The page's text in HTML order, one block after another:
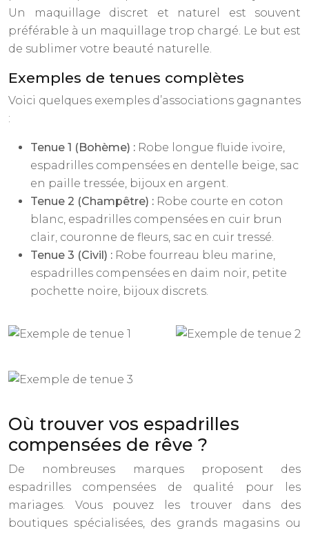
Un maquillage discret et naturel est souvent
préférable à un maquillage trop chargé. Le but est
de sublimer votre beauté naturelle.
Exemples de tenues complètes
Voici quelques exemples d’associations gagnantes
:
Tenue 1 (Bohème) : Robe longue fluide ivoire,
espadrilles compensées en dentelle beige, sac
en paille tressée, bijoux en argent.
Tenue 2 (Champêtre) : Robe courte en coton
blanc, espadrilles compensées en cuir brun
clair, couronne de fleurs, sac en cuir tressé.
Tenue 3 (Civil) : Robe fourreau bleu marine,
espadrilles compensées en daim noir, petite
pochette noire, bijoux discrets.
Où trouver vos espadrilles
compensées de rêve ?
De nombreuses marques proposent des
espadrilles compensées de qualité pour les
mariages. Vous pouvez les trouver dans des
boutiques spécialisées, des grands magasins ou